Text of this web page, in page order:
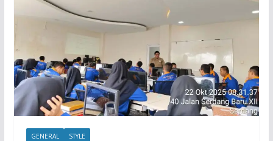
GENERAL STYLE